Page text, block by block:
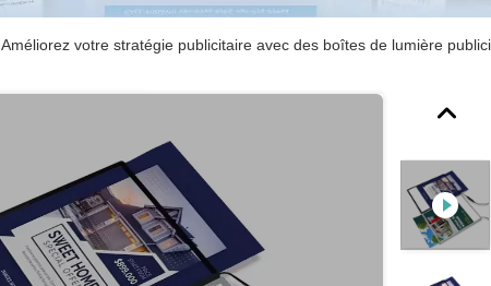
Améliorez votre stratégie publicitaire avec des boîtes de lumière